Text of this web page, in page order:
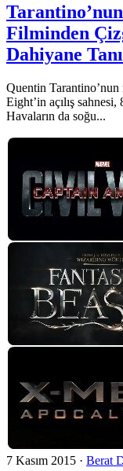
Filminden
Dahiyane
Quentin
Eight’in açılış
Havaların da soğu...
7 Kasım 2015 · Berat